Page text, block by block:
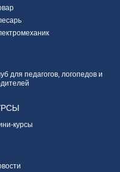
для педагогов, логопедов и
курсы